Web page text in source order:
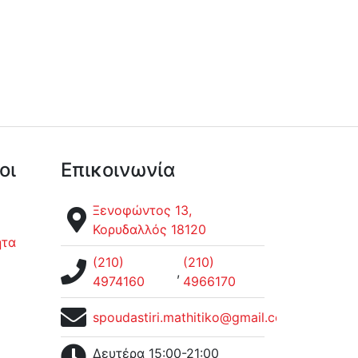
Επικοινωνία
Ξενοφώντος 13,
Κορυδαλλός 18120
(210)
4974160
,
(210)
4966170
spoudastiri.mathitiko@gmail.com
Δευτέρα 15:00-21:00